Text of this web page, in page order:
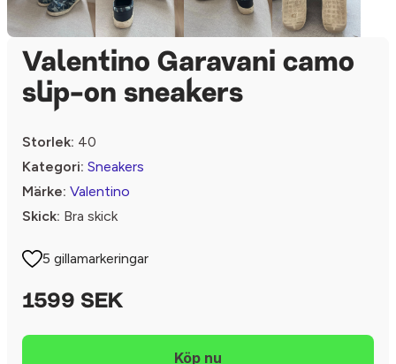
Valentino Garavani camo
slip-on sneakers
Storlek: 40
Kategori: Sneakers
Märke: Valentino
Skick: Bra skick
5 gillamarkeringar
1599 SEK